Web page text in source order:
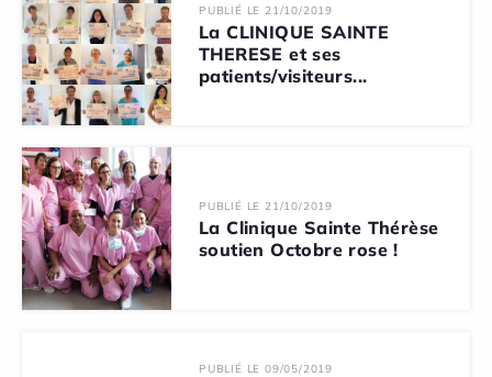
PUBLIÉ LE 21/10/2019
La CLINIQUE SAINTE
THERESE et ses
patients/visiteurs...
PUBLIÉ LE 21/10/2019
La Clinique Sainte Thérèse
soutien Octobre rose !
PUBLIÉ LE 09/05/2019